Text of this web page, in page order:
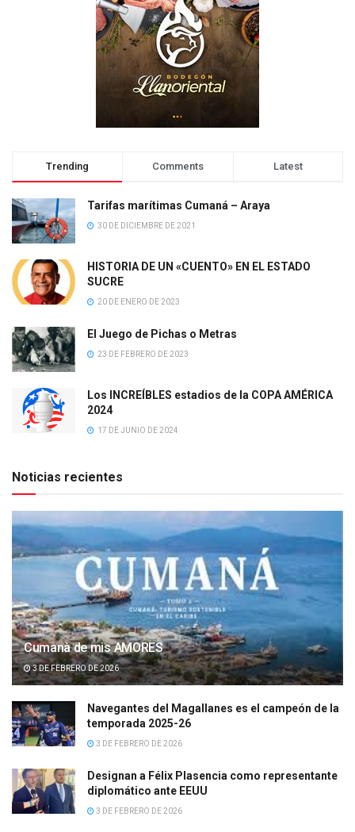
Trending Comments Latest
Tarifas marítimas Cumaná – Araya
30 DE DICIEMBRE DE 2021
HISTORIA DE UN «CUENTO» EN EL ESTADO
SUCRE
20 DE ENERO DE 2023
El Juego de Pichas o Metras
23 DE FEBRERO DE 2023
Los INCREÍBLES estadios de la COPA AMÉRICA
2024
17 DE JUNIO DE 2024
Noticias recientes
Cumanà de mis AMORES
3 DE FEBRERO DE 2026
Navegantes del Magallanes es el campeón de la
temporada 2025-26
3 DE FEBRERO DE 2026
Designan a Félix Plasencia como representante
diplomático ante EEUU
3 DE FEBRERO DE 2026